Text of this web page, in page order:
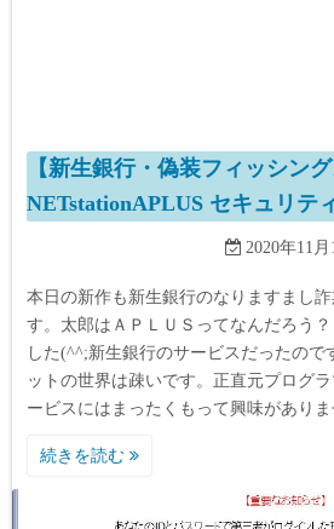
【新生銀行・偽装フィッシン
NETstationAPLUS セキュリテ
2020年11月
本日の新作も新生銀行のなりますまし
す。太郎はＡＰＬＵＳってなんだろう
した(^^;新生銀行のサービスだったの
ットの世界は疎いです。正直元プログ
ービスにはまったくもって興味があり
続きを読む